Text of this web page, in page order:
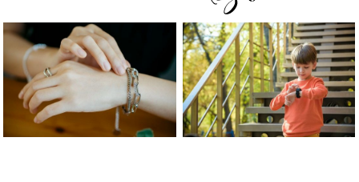
Płeć
Akceptacja regulaminu
Akcetpuję regulamin i politykę